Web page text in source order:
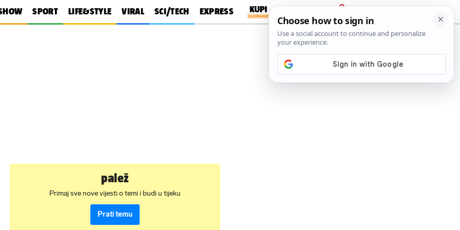
SPORT LIFE&STYLE VIRAL SCI/TECH EXPRESS
PRIJAVA
palež
Primaj sve nove vijesti o temi i budi u tijeku
Prati temu